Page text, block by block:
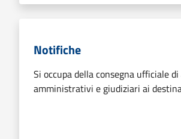
Notifiche
Si occupa della consegna ufficiale
amministrativi e giudiziari ai